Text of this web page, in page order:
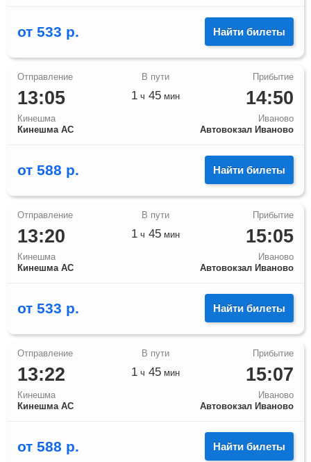
от 533 р. Найти билеты
13:05
Кинешма
Кинешма АС
14:50
Иваново
Автовокзал Иваново
1 ч 45 мин
от 588 р. Найти билеты
13:20
Кинешма
Кинешма АС
15:05
Иваново
Автовокзал Иваново
1 ч 45 мин
от 533 р. Найти билеты
13:22
Кинешма
Кинешма АС
15:07
Иваново
Автовокзал Иваново
1 ч 45 мин
от 588 р. Найти билеты